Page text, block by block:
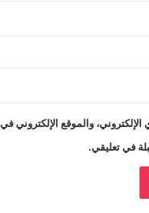
والموقع الإلكتروني
في تعليقي.